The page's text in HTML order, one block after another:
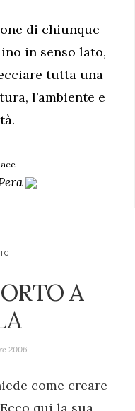
di chiunque
in senso lato,
tutta una
l’ambiente e
A
2006
come creare
qui la sua